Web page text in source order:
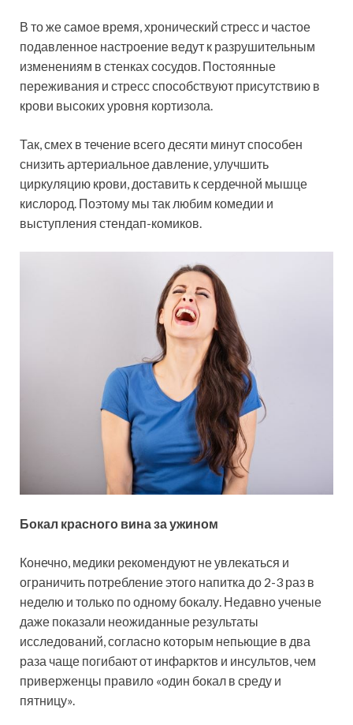
В то же самое время, хронический стресс и частое
подавленное настроение ведут к разрушительным
изменениям в стенках сосудов. Постоянные
переживания и стресс способствуют присутствию в
крови высоких уровня кортизола.
Так, смех в течение всего десяти минут способен
снизить артериальное давление, улучшить
циркуляцию крови, доставить к сердечной мышце
кислород. Поэтому мы так любим комедии и
выступления стендап-комиков.
Бокал красного вина за ужином
Конечно, медики рекомендуют не увлекаться и
ограничить потребление этого напитка до 2-3 раз в
неделю и только по одному бокалу. Недавно ученые
даже показали неожиданные результаты
исследований, согласно которым непьющие в два
раза чаще погибают от инфарктов и инсультов, чем
приверженцы правило «один бокал в среду и
пятницу».